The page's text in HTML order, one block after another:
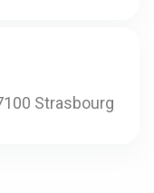
Strasbourg